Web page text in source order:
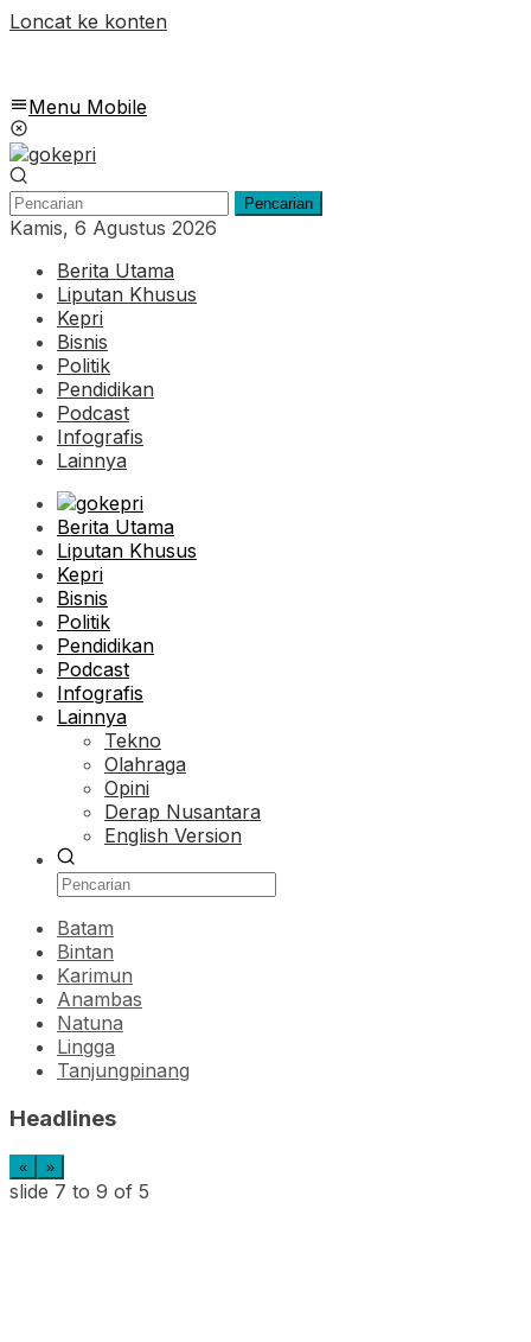
Loncat ke konten
Menu Mobile
Pencarian
Kamis, 6 Agustus 2026
Berita Utama
Liputan Khusus
Kepri
Bisnis
Politik
Pendidikan
Podcast
Infografis
Lainnya
Berita Utama
Liputan Khusus
Kepri
Bisnis
Politik
Pendidikan
Podcast
Infografis
Lainnya
Tekno
Olahraga
Opini
Derap Nusantara
English Version
Batam
Bintan
Karimun
Anambas
Natuna
Lingga
Tanjungpinang
Headlines
« »
slide 7 to 9 of 5